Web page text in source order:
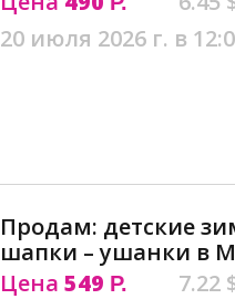
20 июля 2026 г. в
Продам: детские
шапки – ушанки в
Цена 549 Р.
7.22